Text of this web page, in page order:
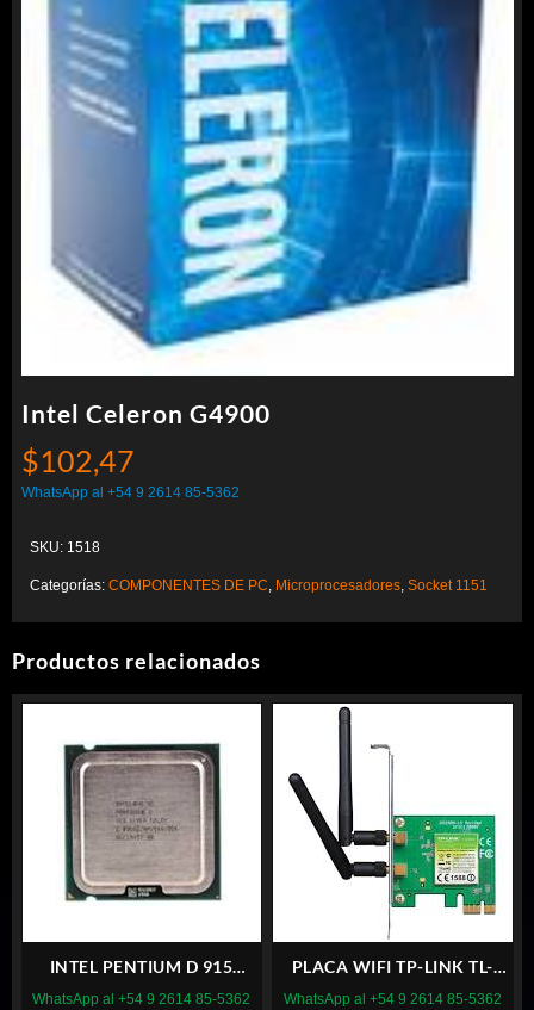
Intel Celeron G4900
$102,47
WhatsApp al +54 9 2614 85-5362
SKU: 1518
Categorías: COMPONENTES DE PC Microprocesadores Socket 1151
Productos relacionados
INTEL PENTIUM D 915
SOCKET 775
WhatsApp al +54 9 2614 85-5362
PLACA WIFI TP-LINK TL-
WN881ND PCI EXPRESS
WhatsApp al +54 9 2614 85-5362